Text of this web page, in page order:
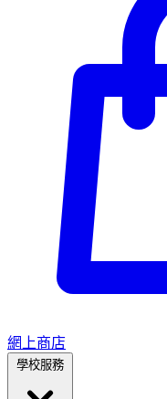
網上商店
學校服務